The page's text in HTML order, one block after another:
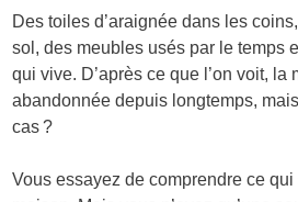
Des toiles d’araignée dans les
sol, des meubles usés par le temps
qui vive. D’après ce que l’on voit, la
abandonnée depuis longtemps,
cas ?
Vous essayez de comprendre ce